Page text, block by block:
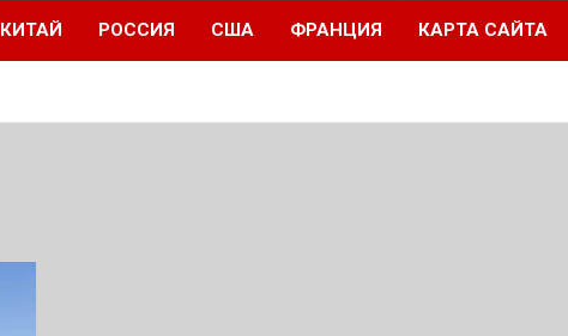
КИТАЙ РОССИЯ США ФРАНЦИЯ КАРТА САЙТА